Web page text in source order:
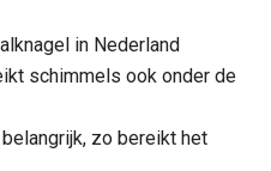
in Nederland
schimmels ook onder de
zo bereikt het